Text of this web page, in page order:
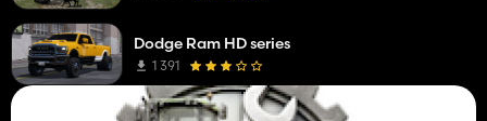
Dodge Ram HD series
1 391